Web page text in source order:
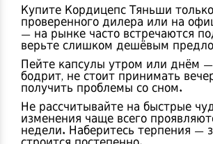
Купите Кордицепс Тяньши
проверенного дилера или на
— на рынке часто встречаются
верьте слишком дешёвым
Пейте капсулы утром или днём
бодрит, не стоит принимать
получить проблемы со сном.
Не рассчитывайте на быстрые
изменения чаще всего
недели. Наберитесь терпения —